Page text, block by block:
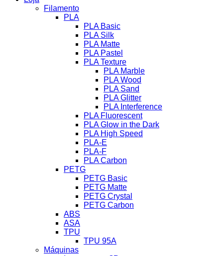
Filamento
PLA
PLA Basic
PLA Silk
PLA Matte
PLA Pastel
PLA Texture
PLA Marble
PLA Wood
PLA Sand
PLA Glitter
PLA Interference
PLA Fluorescent
PLA Glow in the Dark
PLA High Speed
PLA-E
PLA-F
PLA Carbon
PETG
PETG Basic
PETG Matte
PETG Crystal
PETG Carbon
ABS
ASA
TPU
TPU 95A
Máquinas